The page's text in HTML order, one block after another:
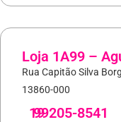
Loja 1A99 –
Rua Capitão Silva
13860-000
19
99205-8541